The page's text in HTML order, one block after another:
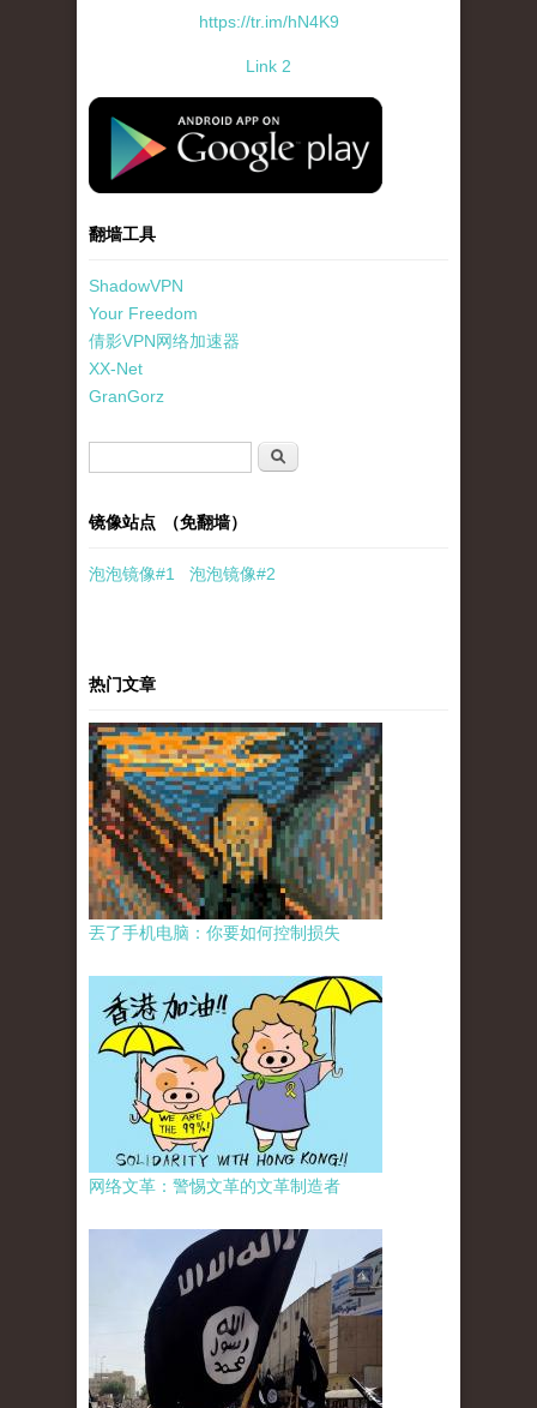
https://tr.im/hN4K9
Link 2
standard-icon-googleplay-app-store.png
翻墙工具
ShadowVPN
Your Freedom
倩影VPN网络加速器
XX-Net
GranGorz
搜索
镜像站点 （免翻墙）
泡泡镜像#1 泡泡镜像#2
热门文章
丟了手机电脑：你要如何控制损失
网络文革：警惕文革的文革制造者